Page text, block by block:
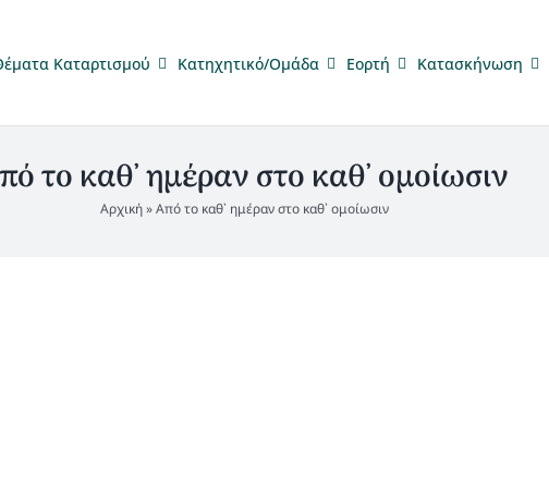
Καταρτισμού Κατηχητικό/Ομάδα Eορτή Κατασκήνωση
το καθ᾿ ημέραν στο καθ᾿ ομοίωσιν
Αρχική»Από το καθ᾿ ημέραν στο καθ᾿ ομοίωσιν